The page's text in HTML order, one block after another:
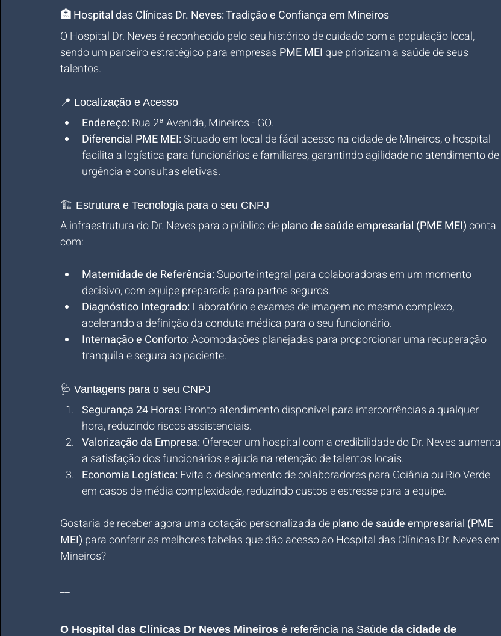
🏥 Hospital das Clínicas Dr. Neves: Tradição e Confiança em Mineiros
O Hospital Dr. Neves é reconhecido pelo seu histórico de cuidado com a população local,
sendo um parceiro estratégico para empresas PME MEI que priorizam a saúde de seus
talentos.
📍 Localização e Acesso
Endereço: Rua 2ª Avenida, Mineiros - GO.
Diferencial PME MEI: Situado em local de fácil acesso na cidade de Mineiros, o hospital
facilita a logística para funcionários e familiares, garantindo agilidade no atendimento de
urgência e consultas eletivas.
🏗️ Estrutura e Tecnologia para o seu CNPJ
A infraestrutura do Dr. Neves para o público de plano de saúde empresarial (PME MEI) conta
com:
Maternidade de Referência: Suporte integral para colaboradoras em um momento
decisivo, com equipe preparada para partos seguros.
Diagnóstico Integrado: Laboratório e exames de imagem no mesmo complexo,
acelerando a definição da conduta médica para o seu funcionário.
Internação e Conforto: Acomodações planejadas para proporcionar uma recuperação
tranquila e segura ao paciente.
🩺 Vantagens para o seu CNPJ
Segurança 24 Horas: Pronto-atendimento disponível para intercorrências a qualquer
hora, reduzindo riscos assistenciais.
Valorização da Empresa: Oferecer um hospital com a credibilidade do Dr. Neves aumenta
a satisfação dos funcionários e ajuda na retenção de talentos locais.
Economia Logística: Evita o deslocamento de colaboradores para Goiânia ou Rio Verde
em casos de média complexidade, reduzindo custos e estresse para a equipe.
Gostaria de receber agora uma cotação personalizada de plano de saúde empresarial (PME
MEI) para conferir as melhores tabelas que dão acesso ao Hospital das Clínicas Dr. Neves em
Mineiros?
__
O Hospital das Clínicas Dr Neves Mineiros é referência na Saúde da cidade de